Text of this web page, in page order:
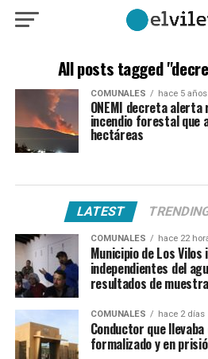
All posts tagged
COMUNALES hace 5 años
ONEMI decreta alerta
incendio forestal que
hectáreas
LATEST
COMUNALES hace 22
Municipio de Los
independientes del
resultados de
COMUNALES hace 2 días
Conductor que
formalizado y en